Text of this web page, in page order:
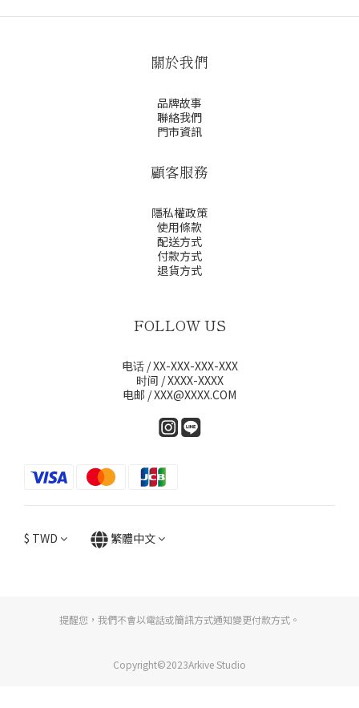
關於我們
品牌故事
聯絡我們
門市資訊
顧客服務
隱私權政策
使用條款
配送方式
付款方式
退貨方式
FOLLOW US
电话 / XX-XXX-XXX-XXX
时间 / XXXX-XXXX
电邮 / XXX@XXXX.COM
$ TWD 繁體中文
提醒您，我們不會以電話或簡訊方式通知變更付款方式。
Copyright©2023Arkive Studio